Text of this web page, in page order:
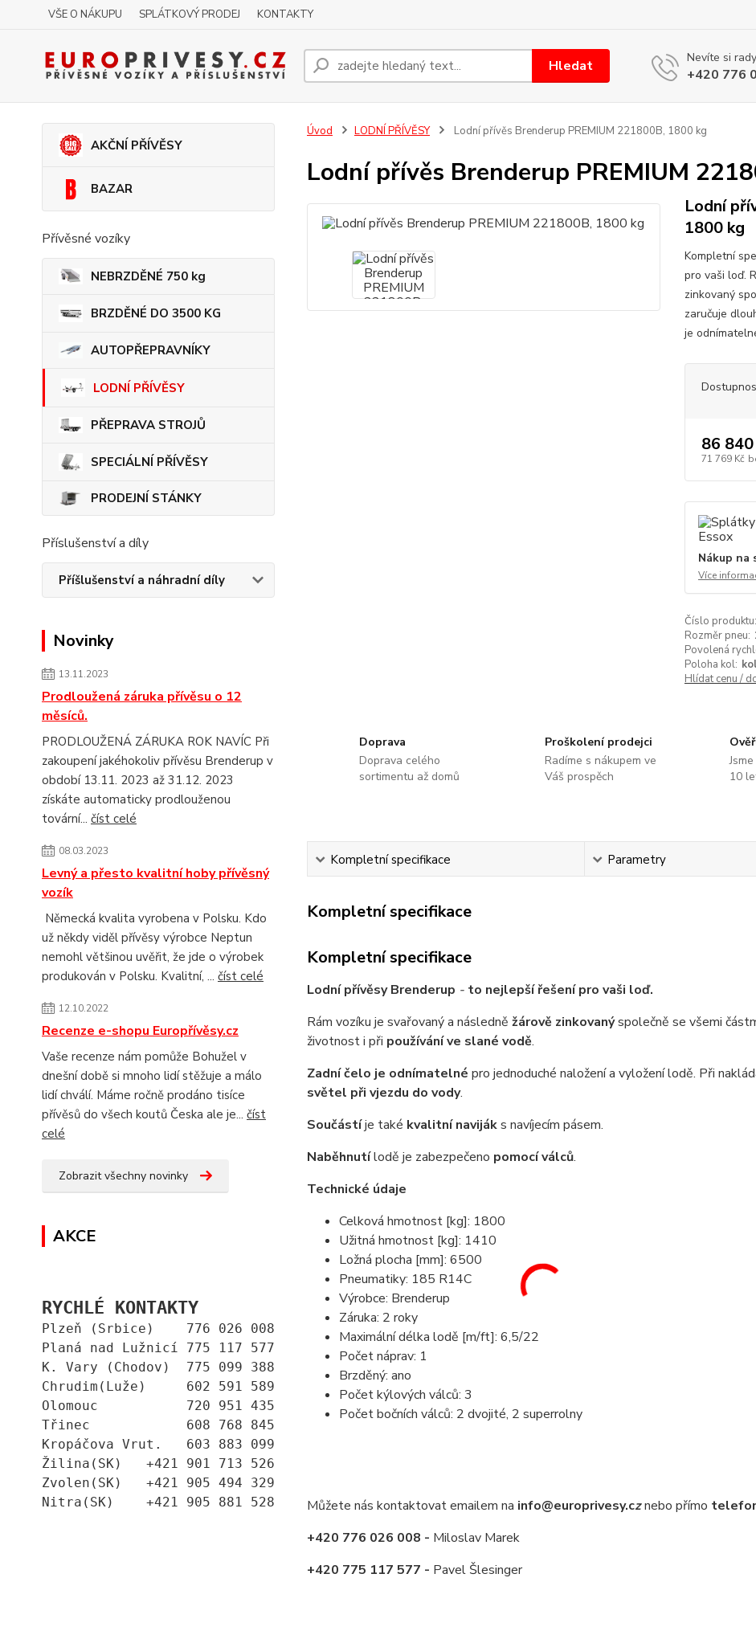
VŠE O NÁKUPU SPLÁTKOVÝ PRODEJ KONTAKTY
Hledat Nevíte si
+420 776
AKČNÍ PŘÍVĚSY
BAZAR
Přívěsné vozíky
NEBRZDĚNÉ 750 kg
BRZDĚNÉ DO 3500 KG
AUTOPŘEPRAVNÍKY
LODNÍ PŘÍVĚSY
PŘEPRAVA STROJŮ
SPECIÁLNÍ PŘÍVĚSY
PRODEJNÍ STÁNKY
Příslušenství a díly
Příšlušenství a náhradní díly
Novinky
13.11.2023
Prodloužená záruka přívěsu o 12
měsíců.
PRODLOUŽENÁ ZÁRUKA ROK NAVÍC Při
zakoupení jakéhokoliv přívěsu Brenderup v
období 13.11. 2023 až 31.12. 2023
získáte automaticky prodlouženou
tovární... číst celé
08.03.2023
Levný a přesto kvalitní hoby přívěsný
vozík
Německá kvalita vyrobena v Polsku. Kdo
už někdy viděl přívěsy výrobce Neptun
nemohl většinou uvěřit, že jde o výrobek
produkován v Polsku. Kvalitní, ... číst celé
12.10.2022
Recenze e-shopu Europřívěsy.cz
Vaše recenze nám pomůže Bohužel v
dnešní době si mnoho lidí stěžuje a málo
lidí chválí. Máme ročně prodáno tisíce
přívěsů do všech koutů Česka ale je... číst
celé
Zobrazit všechny novinky
AKCE
RYCHLÉ KONTAKTY
Plzeň (Srbice)    776 026 008
Planá nad Lužnicí 775 117 577
K. Vary (Chodov)  775 099 388
Chrudim(Luže)     602 591 589
Olomouc           720 951 435
Třinec            608 768 845
Kropáčova Vrut.   603 883 099
Žilina(SK)   +421 901 713 526
Zvolen(SK)   +421 905 494 329
Nitra(SK)    +421 905 881 528
Úvod LODNÍ PŘÍVĚSY Lodní přívěs Brenderup PREMIUM 221800B, 1800 kg
Lodní přívěs Brenderup PREMIUM
Lodní
1800 kg
Kompletní
pro vaši loď.
zinkovaný
zaručuje
je
86
71 769 Kč
Nákup na
Více
Číslo produktu:
Rozměr pneu:
Povolená
Poloha kol:
Hlídat cenu /
Doprava
Doprava celého
sortimentu až domů
Proškolení prodejci
Radíme s nákupem ve
Váš prospěch
10
Kompletní specifikace Parametry
Kompletní specifikace
Kompletní specifikace
Lodní přívěsy Brenderup - to nejlepší řešení pro vaši loď.
Rám vozíku je svařovaný a následně žárově zinkovanýspolečně se všemi
životnost i při používání ve slané vodě.
Zadní čelo je odnímatelné pro jednoduché naložení a vyložení lodě. Při
světel při vjezdu do vody.
Součástíje také kvalitní navijáks navíjecím pásem.
Naběhnutílodě je zabezpečeno pomocí válců.
Technické údaje
Celková hmotnost [kg]: 1800
Užitná hmotnost [kg]: 1410
Ložná plocha [mm]: 6500
Pneumatiky: 185 R14C
Výrobce: Brenderup
Záruka: 2 roky
Maximální délka lodě [m/ft]: 6,5/22
Počet náprav: 1
Brzděný: ano
Počet kýlových válců: 3
Počet bočních válců: 2 dvojité, 2 superrolny
Můžete nás kontaktovat emailem na info@europrivesy.cznebo přímo
+420 776 026 008 - Miloslav Marek
+420 775 117 577 - Pavel Šlesinger